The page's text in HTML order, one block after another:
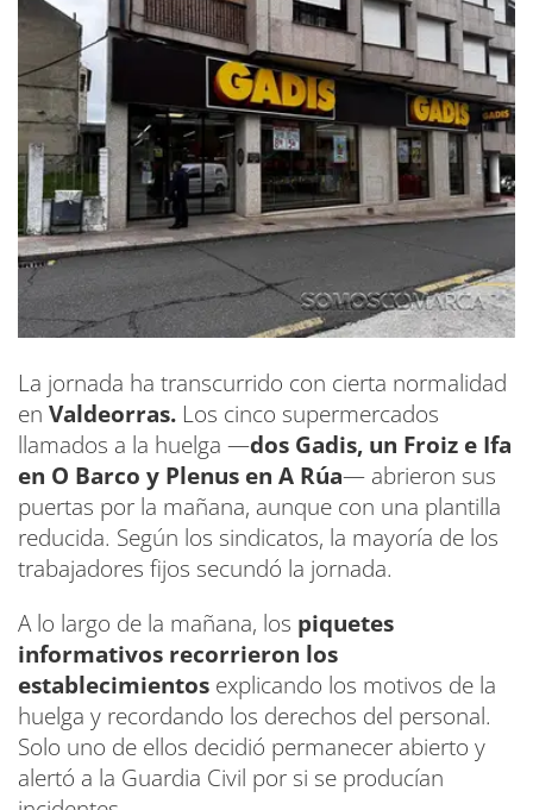
La jornada ha transcurrido con cierta normalidad
en Valdeorras. Los cinco supermercados
llamados a la huelga —dos Gadis, un Froiz e Ifa
en O Barco y Plenus en A Rúa— abrieron sus
puertas por la mañana, aunque con una plantilla
reducida. Según los sindicatos, la mayoría de los
trabajadores fijos secundó la jornada.
A lo largo de la mañana, los piquetes
informativos recorrieron los
establecimientos explicando los motivos de la
huelga y recordando los derechos del personal.
Solo uno de ellos decidió permanecer abierto y
alertó a la Guardia Civil por si se producían